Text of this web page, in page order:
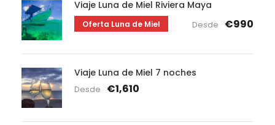
Viaje Luna de Miel Riviera Maya
Oferta Luna de Miel Desde €990
Viaje Luna de Miel 7 noches
Desde €1,610